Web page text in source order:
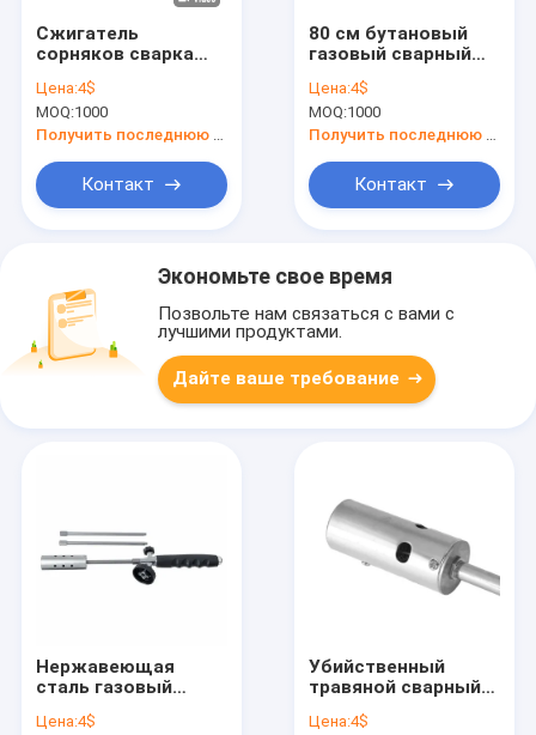
Сжигатель
сорняков сварка
оружие
Эргономическая
ручка
зажигание
Цена:4$
MOQ:1000
Получить последнюю цену
Контакт
80 см бутановый
газовый сварный
устройством
безопасности
Цена:4$
MOQ:1000
Получить последнюю цену
Контакт
Экономьте свое время
Позвольте нам связаться с вами с
лучшими продуктами.
Дайте ваше требование
Нержавеющая
сталь газовый
пистолет
Цена:4$
Убийственный
травяной сварный
черный с
Цена:4$